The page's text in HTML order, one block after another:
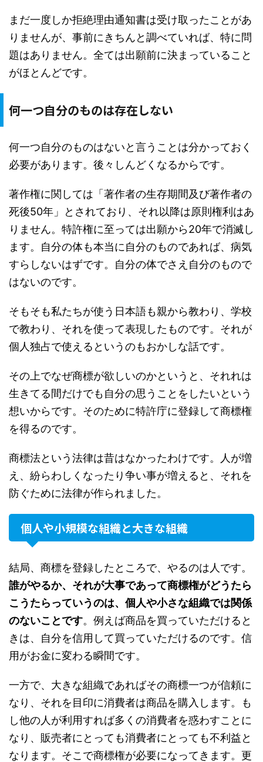
まだ一度しか拒絶理由通知書は受け取ったことがあ
りませんが、事前にきちんと調べていれば、特に問
題はありません。全ては出願前に決まっていること
がほとんどです。
何一つ自分のものは存在しない
何一つ自分のものはないと言うことは分かっておく
必要があります。後々しんどくなるからです。
著作権に関しては「著作者の生存期間及び著作者の
死後50年」とされており、それ以降は原則権利はあ
りません。特許権に至っては出願から20年で消滅し
ます。自分の体も本当に自分のものであれば、病気
すらしないはずです。自分の体でさえ自分のもので
はないのです。
そもそも私たちが使う日本語も親から教わり、学校
で教わり、それを使って表現したものです。それが
個人独占で使えるというのもおかしな話です。
その上でなぜ商標が欲しいのかというと、それれは
生きてる間だけでも自分の思うことをしたいという
想いからです。そのために特許庁に登録して商標権
を得るのです。
商標法という法律は昔はなかったわけです。人が増
え、紛らわしくなったり争い事が増えると、それを
防ぐために法律が作られました。
個人や小規模な組織と大きな組織
結局、商標を登録したところで、やるのは人です。
誰がやるか、それが大事であって商標権がどうたら
こうたらっていうのは、個人や小さな組織では関係
のないことです。例えば商品を買っていただけると
きは、自分を信用して買っていただけるのです。信
用がお金に変わる瞬間です。
一方で、大きな組織であればその商標一つが信頼に
なり、それを目印に消費者は商品を購入します。も
し他の人が利用すれば多くの消費者を惑わすことに
なり、販売者にとっても消費者にとっても不利益と
なります。そこで商標権が必要になってきます。更